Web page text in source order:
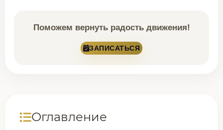
Поможем вернуть радость движения!
ЗАПИСАТЬСЯ
Оглавление